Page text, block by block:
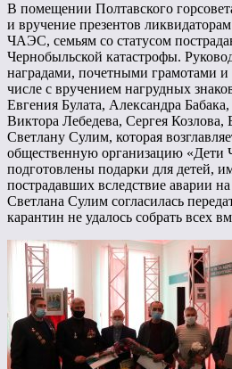
В помещении Полтавского
и вручение презентов
ЧАЭС, семьям со статусом
Чернобыльской катастрофы.
наградами, почетными грамотами и
числе с вручением нагрудных
Евгения Булата, Александра
Виктора Лебедева, Сергея Козлова,
Светлану Сулим, которая
общественную организацию «Дети
подготовлены подарки для детей,
пострадавших вследствие аварии
Светлана Сулим согласилась
карантин не удалось собрать всех